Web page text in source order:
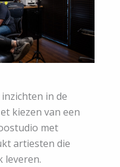
in de
kiezen van een
met
artiesten die
leveren.